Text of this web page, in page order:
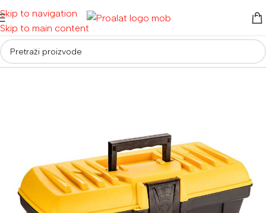
Skip to navigation
Skip to main content
Početna/ Ručni alati i oprema